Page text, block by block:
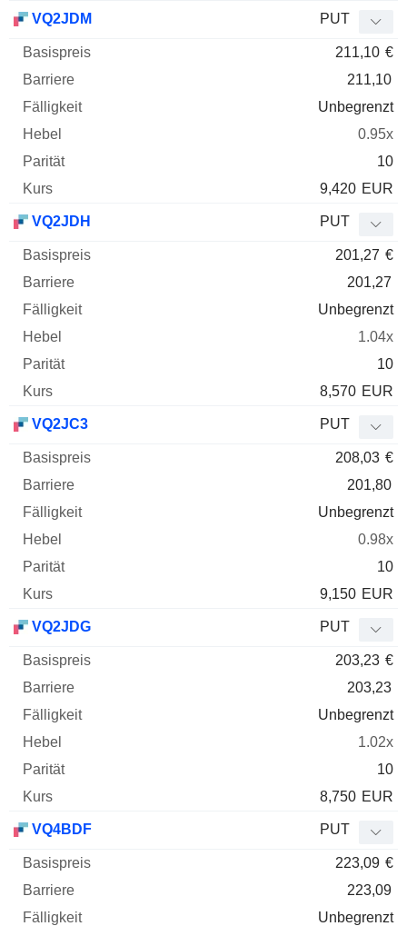
VQ2JDM PUT
211,10 €
211,10
Unbegrenzt
0.95x
10
9,420 EUR
VQ2JDH PUT
201,27 €
201,27
Unbegrenzt
1.04x
10
8,570 EUR
VQ2JC3 PUT
208,03 €
201,80
Unbegrenzt
0.98x
10
9,150 EUR
VQ2JDG PUT
203,23 €
203,23
Unbegrenzt
1.02x
10
8,750 EUR
VQ4BDF PUT
223,09 €
223,09
Unbegrenzt